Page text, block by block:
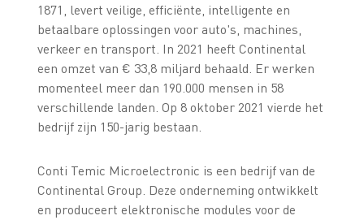
1871, levert veilige, efficiënte, intelligente en
betaalbare oplossingen voor auto's, machines,
verkeer en transport. In 2021 heeft Continental
een omzet van € 33,8 miljard behaald. Er werken
momenteel meer dan 190.000 mensen in 58
verschillende landen. Op 8 oktober 2021 vierde het
bedrijf zijn 150-jarig bestaan.
Conti Temic Microelectronic is een bedrijf van de
Continental Group. Deze onderneming ontwikkelt
en produceert elektronische modules voor de